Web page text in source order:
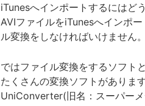
iTunesへインポートするにはど
AVIファイルをiTunesへインポ
ル変換をしなければいけません。
ではファイル変換をするソフト
たくさんの変換ソフトがありま
UniConverter(旧名：スーパー